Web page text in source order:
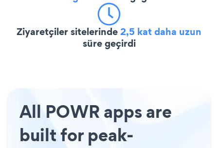
Ziyaretçiler sitelerinde2,5 kat daha uzun
süre geçirdi
All POWR apps are
built for peak-